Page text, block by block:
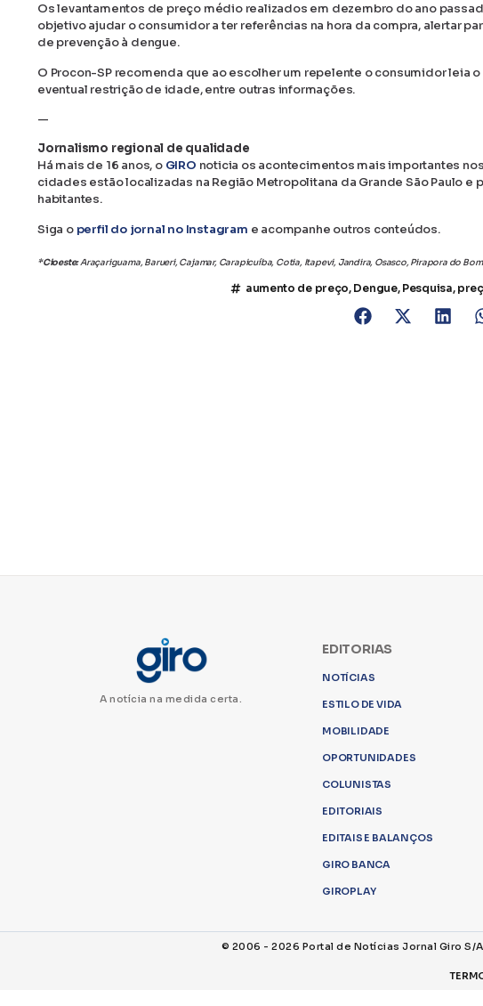
Os levantamentos de preço médio realizados em dezembro do ano
objetivo ajudar o consumidor a ter referências na hora da compra, alertar
de prevenção à dengue.
O Procon-SP recomenda que ao escolher um repelente o consumidor leia
eventual restrição de idade, entre outras informações.
—
Jornalismo regional de qualidade
Há mais de 16 anos, o GIRO noticia os acontecimentos mais importantes
cidades estão localizadas na Região Metropolitana da Grande São Paulo
habitantes.
Siga o perfil do jornal no Instagram e acompanhe outros conteúdos.
*Cioeste:Araçariguama, Barueri, Cajamar, Carapicuíba, Cotia, Itapevi, Jandira, Osasco, Pirapora do
aumento de preço, Dengue, Pesquisa,
A notícia na medida certa.
EDITORIAS
NOTÍCIAS
ESTILO DE VIDA
MOBILIDADE
OPORTUNIDADES
COLUNISTAS
EDITORIAIS
EDITAIS E BALANÇOS
GIRO BANCA
GIROPLAY
© 2006 - 2026 Portal de Notícias Jornal Giro